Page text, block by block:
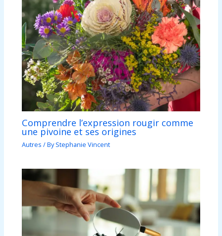
Comprendre l’expression rougir comme
une pivoine et ses origines
Autres / ByStephanie Vincent